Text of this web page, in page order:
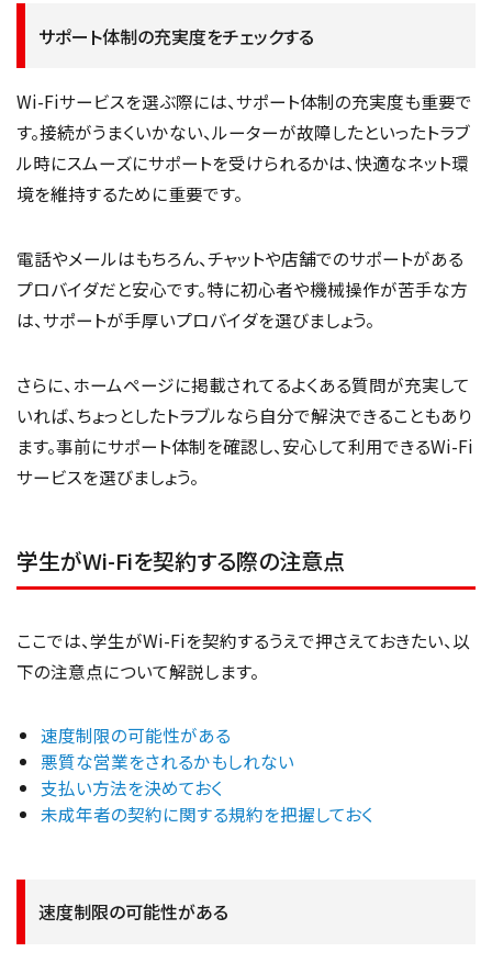
サポート体制の充実度をチェックする
Wi-Fiサービスを選ぶ際には、サポート体制の充実度も重要で
す。接続がうまくいかない、ルーターが故障したといったトラブ
ル時にスムーズにサポートを受けられるかは、快適なネット環
境を維持するために重要です。
電話やメールはもちろん、チャットや店舗でのサポートがある
プロバイダだと安心です。特に初心者や機械操作が苦手な方
は、サポートが手厚いプロバイダを選びましょう。
さらに、ホームページに掲載されてるよくある質問が充実して
いれば、ちょっとしたトラブルなら自分で解決できることもあり
ます。事前にサポート体制を確認し、安心して利用できるWi-Fi
サービスを選びましょう。
学生がWi-Fiを契約する際の注意点
ここでは、学生がWi-Fiを契約するうえで押さえておきたい、以
下の注意点について解説します。
速度制限の可能性がある
悪質な営業をされるかもしれない
支払い方法を決めておく
未成年者の契約に関する規約を把握しておく
速度制限の可能性がある